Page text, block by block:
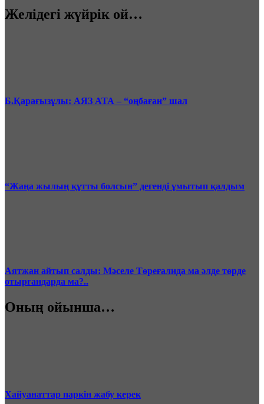
Желідегі жүйрік ой…
Б.Қарағызұлы: АЯЗ АТА – “оңбаған” шал
“Жаңа жылың құтты болсын” дегенді ұмытып қалдым
Аятжан айтып салды: Мәселе Төреғалида ма әлде төрде
отырғандарда ма?..
Оның ойынша…
Хайуанаттар паркін жабу керек